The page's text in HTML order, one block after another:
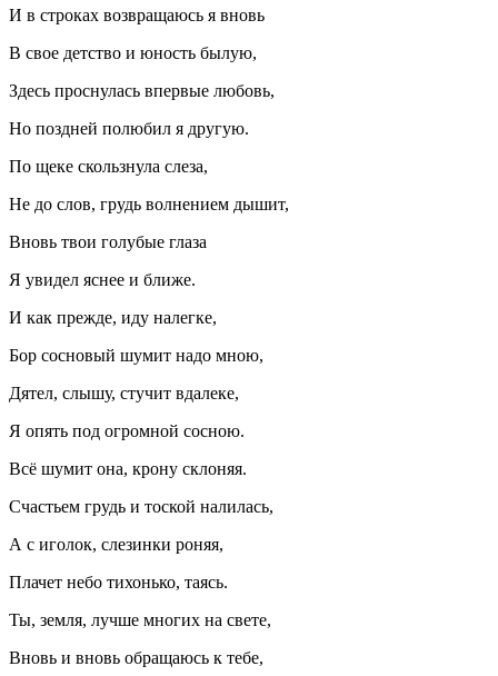
И в строках возвращаюсь я вновь
В свое детство и юность былую,
Здесь проснулась впервые любовь,
Но поздней полюбил я другую.
По щеке скользнула слеза,
Не до слов, грудь волнением дышит,
Вновь твои голубые глаза
Я увидел яснее и ближе.
И как прежде, иду налегке,
Бор сосновый шумит надо мною,
Дятел, слышу, стучит вдалеке,
Я опять под огромной сосною.
Всё шумит она, крону склоняя.
Счастьем грудь и тоской налилась,
А с иголок, слезинки роняя,
Плачет небо тихонько, таясь.
Ты, земля, лучше многих на свете,
Вновь и вновь обращаюсь к тебе,